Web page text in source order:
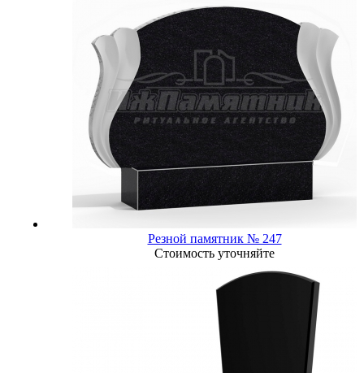
Резной памятник № 247
Стоимость уточняйте